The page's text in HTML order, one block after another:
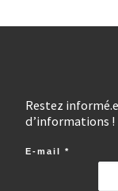
Restez
d’informations !
E-mail *